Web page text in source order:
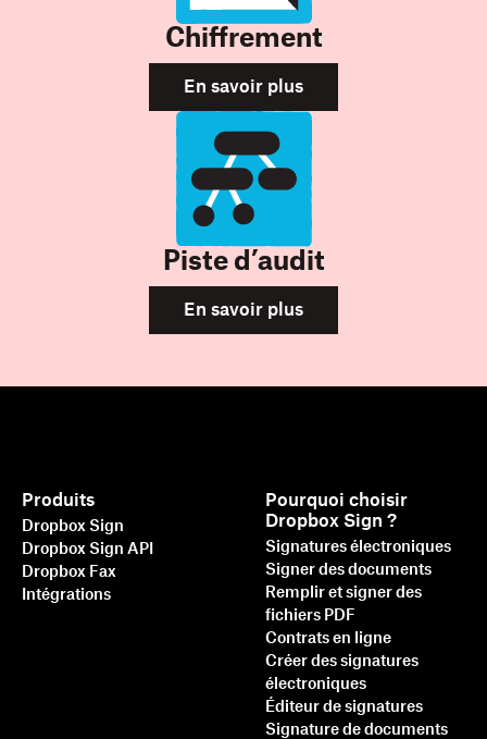
Chiffrement
En savoir plus
Piste d’audit
En savoir plus
Produits
Dropbox Sign
Dropbox Sign API
Dropbox Fax
Intégrations
Pourquoi choisir
Dropbox Sign ?
Signatures électroniques
Signer des documents
Remplir et signer des
fichiers PDF
Contrats en ligne
Créer des signatures
électroniques
Éditeur de signatures
Signature de documents